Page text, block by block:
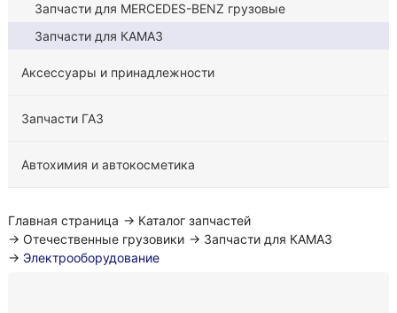
Запчасти для MERCEDES-BENZ грузовые
Запчасти для КАМАЗ
Аксессуары и принадлежности
Запчасти ГАЗ
Автохимия и автокосметика
Главная страница → Каталог запчастей
→ Отечественные грузовики → Запчасти для КАМАЗ
→ Электрооборудование